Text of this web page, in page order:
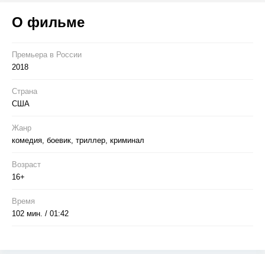
миллион долларов.
О фильме
Премьера в Росcии
2018
Страна
США
Жанр
комедия, боевик, триллер, криминал
Возраст
16+
Время
102 мин. / 01:42